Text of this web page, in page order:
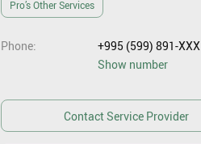
Pro’s Other Services
Phone
+995 (599) 891-XXX
Show number